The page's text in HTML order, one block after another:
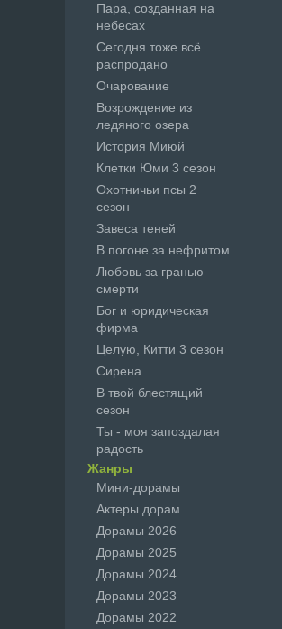
Пара, созданная на
небесах
Сегодня тоже всё
распродано
Очарование
Возрождение из
ледяного озера
История Миюй
Клетки Юми 3 сезон
Охотничьи псы 2
сезон
Завеса теней
В погоне за нефритом
Любовь за гранью
смерти
Бог и юридическая
фирма
Целую, Китти 3 сезон
Сирена
В твой блестящий
сезон
Ты - моя запоздалая
радость
Жанры
Мини-дорамы
Актеры дорам
Дорамы 2026
Дорамы 2025
Дорамы 2024
Дорамы 2023
Дорамы 2022